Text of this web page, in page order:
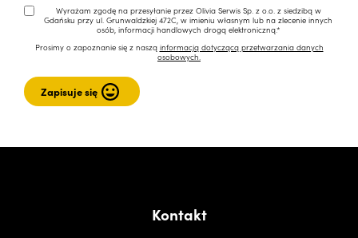
Wyrażam zgodę na przesyłanie przez Olivia Serwis Sp. z o.o. z siedzibą w
Gdańsku przy ul. Grunwaldzkiej 472C, w imieniu własnym lub na zlecenie innych
osób, informacji handlowych drogą elektroniczną.*
Prosimy o zapoznanie się z naszą informacją dotyczącą przetwarzania danych
osobowych.
Kontakt